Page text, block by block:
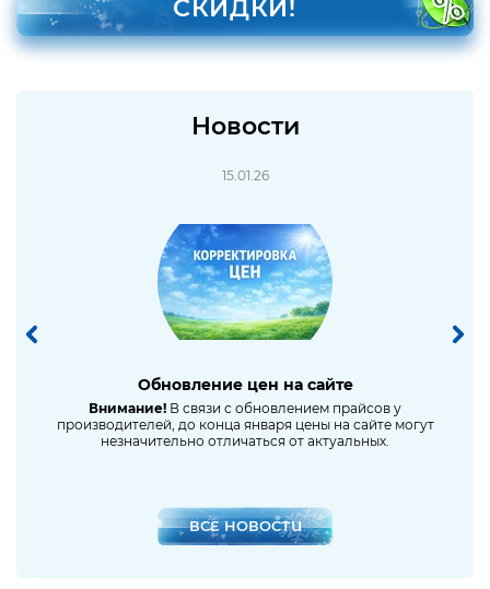
СКИДКИ!
Новости
15.01.26
Обновление цен на сайте
Внимание! В связи с обновлением прайсов у
производителей, до конца января цены на сайте могут
незначительно отличаться от актуальных.
ВСЕ НОВОСТИ